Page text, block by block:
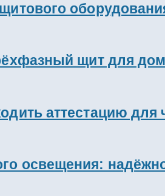
щит для
аттестацию для
освещения: